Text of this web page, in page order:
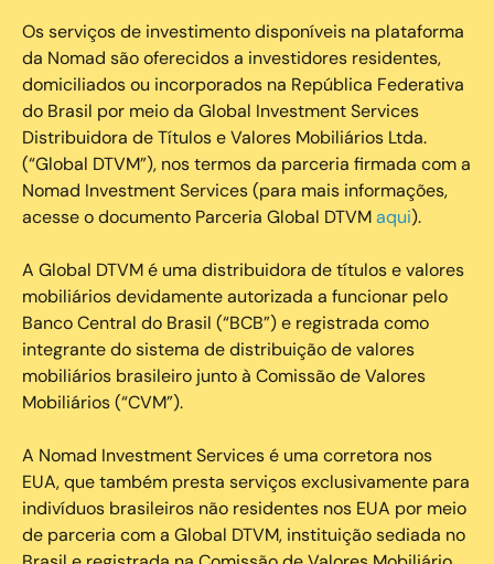
Os serviços de investimento disponíveis na plataforma
da Nomad são oferecidos a investidores residentes,
domiciliados ou incorporados na República Federativa
do Brasil por meio da Global Investment Services
Distribuidora de Títulos e Valores Mobiliários Ltda.
(“Global DTVM”), nos termos da parceria firmada com a
Nomad Investment Services (para mais informações,
acesse o documento Parceria Global DTVMaqui).
A Global DTVM é uma distribuidora de títulos e valores
mobiliários devidamente autorizada a funcionar pelo
Banco Central do Brasil (“BCB”) e registrada como
integrante do sistema de distribuição de valores
mobiliários brasileiro junto à Comissão de Valores
Mobiliários (“CVM”).
‍A Nomad Investment Services é uma corretora nos
EUA, que também presta serviços exclusivamente para
indivíduos brasileiros não residentes nos EUA por meio
de parceria com a Global DTVM, instituição sediada no